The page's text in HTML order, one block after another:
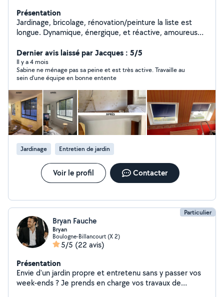
Présentation
Jardinage, bricolage, rénovation/peinture la liste est
longue. Dynamique, énergique, et réactive, amoureuse
Bricolage divers - Enduits, préparation des supports et
remise en peinture - Entretien de jardin (tonte, taille
haies, désherbage, préparation sol, etc) - Montage et
démontage de tout type de meubles - Aide aux
déménagement
Dernier avis laissé par Jacques : 5/5
Il y a 4 mois
Sabine ne ménage pas sa peine et est très active. Travaille au
sein d'une équipe en bonne entente
Jardinage Entretien de jardin
Voir le profil Contacter
Particulier
Bryan Fauche
Bryan
Boulogne-Billancourt (X 2)
5/5 (22 avis)
Présentation
Envie d'un jardin propre et entretenu sans y passer vos
week-ends ? Je prends en charge vos travaux de